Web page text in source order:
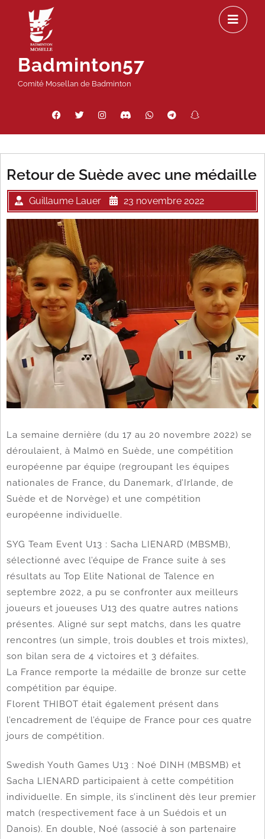
contenu
Badminton57
Comité Mosellan de Badminton
Facebook
Twitter InstagramDiscordWhatsAppTelegram
Retour de Suède avec une médaille
Guillaume Lauer 23 novembre 2022
La semaine dernière (du 17 au 20 novembre 2022) se
déroulaient, à Malmö en Suède, une compétition
européenne par équipe (regroupant les équipes
nationales de France, du Danemark, d’Irlande, de
Suède et de Norvège) et une compétition
européenne individuelle.
SYG Team Event U13 : Sacha LIENARD (MBSMB),
sélectionné avec l’équipe de France suite à ses
résultats au Top Elite National de Talence en
septembre 2022, a pu se confronter aux meilleurs
joueurs et joueuses U13 des quatre autres nations
présentes. Aligné sur sept matchs, dans les quatre
rencontres (un simple, trois doubles et trois mixtes),
son bilan sera de 4 victoires et 3 défaites.
La France remporte la médaille de bronze sur cette
compétition par équipe.
Florent THIBOT était également présent dans
l’encadrement de l’équipe de France pour ces quatre
jours de compétition.
Swedish Youth Games U13 : Noé DINH (MBSMB) et
Sacha LIENARD participaient à cette compétition
individuelle. En simple, ils s’inclinent dès leur premier
match (respectivement face à un Suédois et un
Danois). En double, Noé (associé à son partenaire